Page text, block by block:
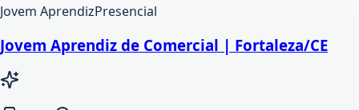
Jovem AprendizPresencial
Jovem Aprendiz de Comercial | Fortaleza/CE